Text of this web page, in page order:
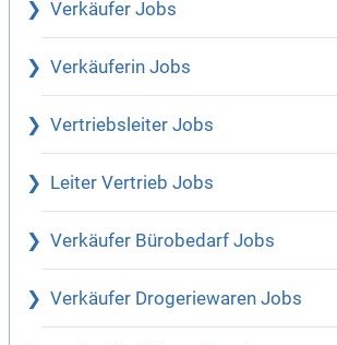
Verkäufer Jobs
Verkäuferin Jobs
Vertriebsleiter Jobs
Leiter Vertrieb Jobs
Verkäufer Bürobedarf Jobs
Verkäufer Drogeriewaren Jobs